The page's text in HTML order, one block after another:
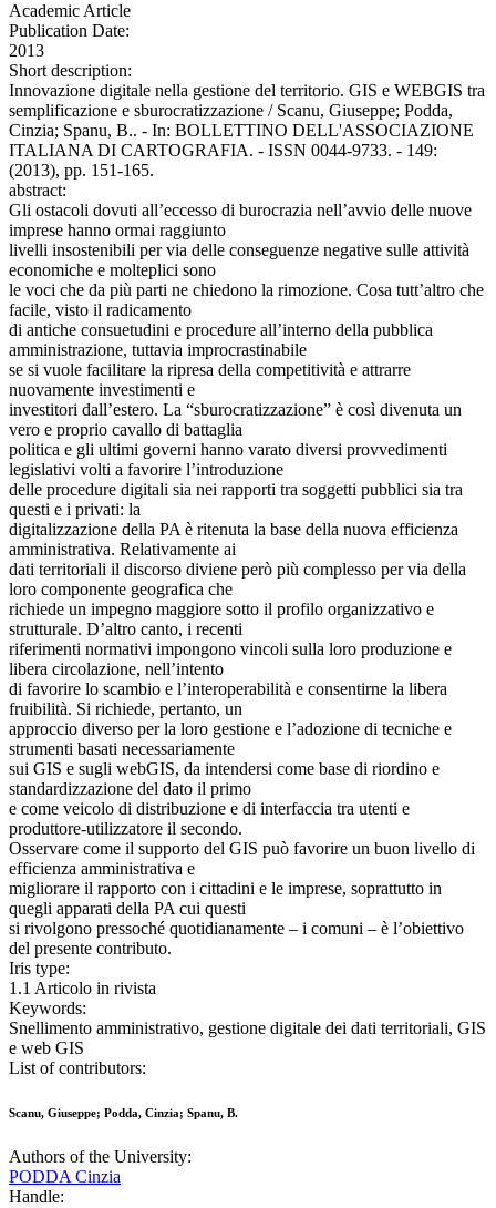
Academic Article
Publication Date:
2013
Short description:
Innovazione digitale nella gestione del territorio. GIS e WEBGIS tra
semplificazione e sburocratizzazione / Scanu, Giuseppe; Podda,
Cinzia; Spanu, B.. - In: BOLLETTINO DELL'ASSOCIAZIONE
ITALIANA DI CARTOGRAFIA. - ISSN 0044-9733. - 149:
(2013), pp. 151-165.
abstract:
Gli ostacoli dovuti all’eccesso di burocrazia nell’avvio delle nuove
imprese hanno ormai raggiunto
livelli insostenibili per via delle conseguenze negative sulle attività
economiche e molteplici sono
le voci che da più parti ne chiedono la rimozione. Cosa tutt’altro che
facile, visto il radicamento
di antiche consuetudini e procedure all’interno della pubblica
amministrazione, tuttavia improcrastinabile
se si vuole facilitare la ripresa della competitività e attrarre
nuovamente investimenti e
investitori dall’estero. La “sburocratizzazione” è così divenuta un
vero e proprio cavallo di battaglia
politica e gli ultimi governi hanno varato diversi provvedimenti
legislativi volti a favorire l’introduzione
delle procedure digitali sia nei rapporti tra soggetti pubblici sia tra
questi e i privati: la
digitalizzazione della PA è ritenuta la base della nuova efficienza
amministrativa. Relativamente ai
dati territoriali il discorso diviene però più complesso per via della
loro componente geografica che
richiede un impegno maggiore sotto il profilo organizzativo e
strutturale. D’altro canto, i recenti
riferimenti normativi impongono vincoli sulla loro produzione e
libera circolazione, nell’intento
di favorire lo scambio e l’interoperabilità e consentirne la libera
fruibilità. Si richiede, pertanto, un
approccio diverso per la loro gestione e l’adozione di tecniche e
strumenti basati necessariamente
sui GIS e sugli webGIS, da intendersi come base di riordino e
standardizzazione del dato il primo
e come veicolo di distribuzione e di interfaccia tra utenti e
produttore-utilizzatore il secondo.
Osservare come il supporto del GIS può favorire un buon livello di
efficienza amministrativa e
migliorare il rapporto con i cittadini e le imprese, soprattutto in
quegli apparati della PA cui questi
si rivolgono pressoché quotidianamente – i comuni – è l’obiettivo
del presente contributo.
Iris type:
1.1 Articolo in rivista
Keywords:
Snellimento amministrativo, gestione digitale dei dati territoriali, GIS
e web GIS
List of contributors:
Scanu, Giuseppe; Podda, Cinzia; Spanu, B.
Authors of the University:
PODDA Cinzia
Handle: